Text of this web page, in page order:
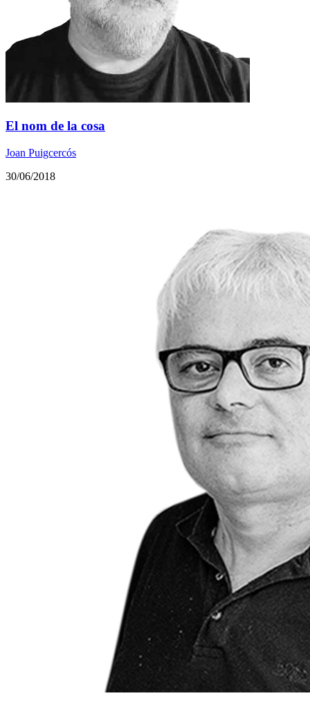
El nom de la cosa
Joan Puigcercós
30/06/2018